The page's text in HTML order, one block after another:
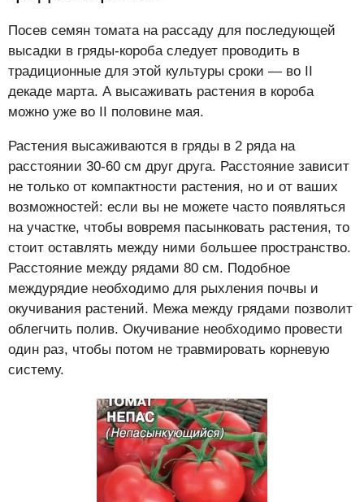
Посев семян томата на рассаду для последующей
высадки в гряды-короба следует проводить в
традиционные для этой культуры сроки — во II
декаде марта. А высаживать растения в короба
можно уже во II половине мая.
Растения высаживаются в гряды в 2 ряда на
расстоянии 30-60 см друг друга. Расстояние зависит
не только от компактности растения, но и от ваших
возможностей: если вы не можете часто появляться
на участке, чтобы вовремя пасынковать растения, то
стоит оставлять между ними большее пространство.
Расстояние между рядами 80 см. Подобное
междурядие необходимо для рыхления почвы и
окучивания растений. Межа между грядами позволит
облегчить полив. Окучивание необходимо провести
один раз, чтобы потом не травмировать корневую
систему.